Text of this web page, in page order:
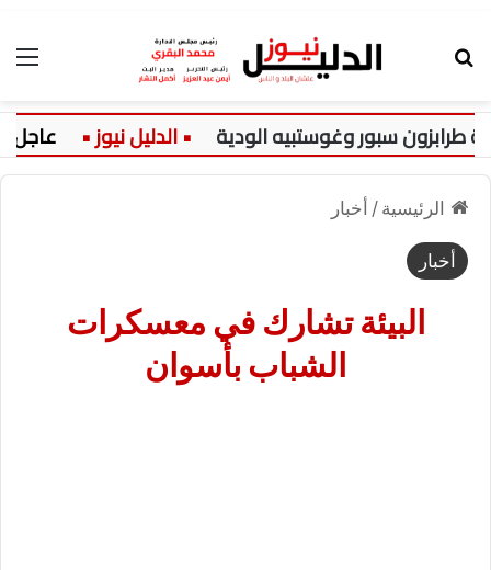
سبور وغوستبيه الودية عاجل:
الرئيسية / أخبار
أخبار
البيئة تشارك في معسكرات
الشباب بأسوان